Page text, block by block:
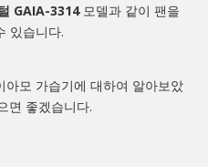
GAIA-3314모델과 같이 팬을
있습니다.
모 가습기에 대하여 알아보았
면 좋겠습니다.